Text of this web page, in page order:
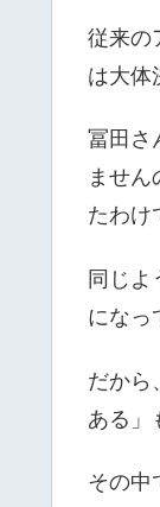
従来の
は大体
冨田さ
ませ
たわけ
同じよ
になっ
だから
ある」
その中